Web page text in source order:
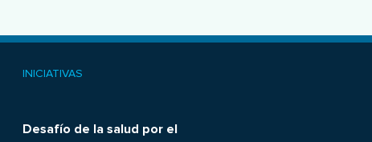
conocimientos y prácticas del
ambiental del SCHHS.
INICIATIVAS
Desafío de la salud por el